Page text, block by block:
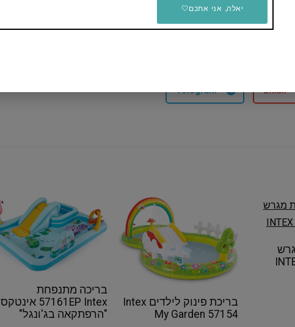
והמשפחה
Email
Telegram
בריכת פינוק לילדים Intex
My Garden 57154
בריכה מתנפחת
57161EP Intex אינטקס
"הרפתקאה בג'ונגל"
יאלה, אני אתכם🤍